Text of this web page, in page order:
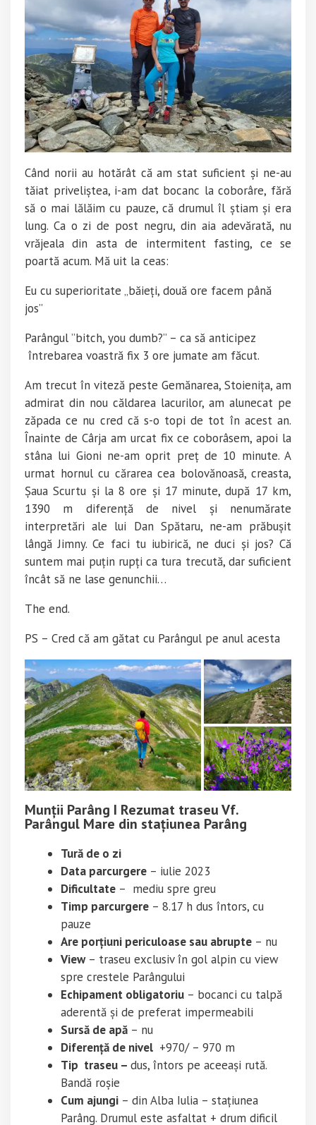
Când norii au hotărât că am stat suficient și ne-au
tăiat priveliștea, i-am dat bocanc la coborâre, fără
să o mai lălăim cu pauze, că drumul îl știam și era
lung. Ca o zi de post negru, din aia adevărată, nu
vrăjeala din asta de intermitent fasting, ce se
poartă acum. Mă uit la ceas:
Eu cu superioritate „băieți, două ore facem până
jos”
Parângul ”bitch, you dumb?” – ca să anticipez
întrebarea voastră fix 3 ore jumate am făcut.
Am trecut în viteză peste Gemănarea, Stoienița, am
admirat din nou căldarea lacurilor, am alunecat pe
zăpada ce nu cred că s-o topi de tot în acest an.
Înainte de Cârja am urcat fix ce coborâsem, apoi la
stâna lui Gioni ne-am oprit preț de 10 minute. A
urmat hornul cu cărarea cea bolovănoasă, creasta,
Șaua Scurtu și la 8 ore și 17 minute, după 17 km,
1390 m diferență de nivel și nenumărate
interpretări ale lui Dan Spătaru, ne-am prăbușit
lângă Jimny. Ce faci tu iubirică, ne duci și jos? Că
suntem mai puțin rupți ca tura trecută, dar suficient
încât să ne lase genunchii…
The end.
PS – Cred că am gătat cu Parângul pe anul acesta
Munții Parâng I Rezumat traseu Vf.
Parângul Mare din stațiunea Parâng
Tură de o zi
Data parcurgere – iulie 2023
Dificultate – mediu spre greu
Timp parcurgere – 8.17 h dus întors, cu
pauze
Are porțiuni periculoase sau abrupte – nu
View– traseu exclusiv în gol alpin cu view
spre crestele Parângului
Echipament obligatoriu – bocanci cu talpă
aderentă și de preferat impermeabili
Sursă de apă – nu
Diferență de nivel +970/ – 970 m
Tip traseu – dus, întors pe aceeași rută.
Bandă roșie
Cum ajungi – din Alba Iulia – stațiunea
Parâng. Drumul este asfaltat + drum dificil